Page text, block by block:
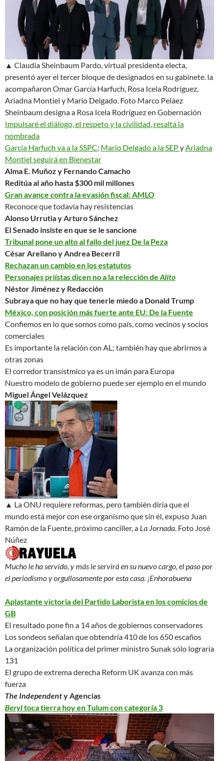
▲ Claudia Sheinbaum Pardo, virtual presidenta electa,
presentó ayer el tercer bloque de designados en su gabinete. la
acompañaron Omar García Harfuch, Rosa Icela Rodríguez,
Ariadna Montiel y Mario Delgado. Foto Marco Peláez
Sheinbaum designa a Rosa Icela Rodríguez en Gobernación
Impulsaré el diálogo, el respeto y la civilidad , resalta la
nombrada
García Harfuch va a la SSPC; Mario Delgado a la SEPy Ariadna
Montiel seguirá en Bienestar
Alma E. Muñoz y Fernando Camacho
Reditúa al año hasta $300 mil millones
Gran avance contra la evasión fiscal: AMLO
Reconoce que todavía hay resistencias
Alonso Urrutia y Arturo Sánchez
El Senado insiste en que se le sancione
Tribunal pone un alto al fallo del juez De la Peza
César Arellano y Andrea Becerril
Rechazan un cambio en los estatutos
Personajes priístas dicen no a la relección de Alito
Néstor Jiménez y Redacción
Subraya que no hay que tenerle miedo a Donald Trump
México, con posición más fuerte ante EU: De la Fuente
Confiemos en lo que somos como país, como vecinos y socios
comerciales
Es importante la relación con AL; también hay que abrirnos a
otras zonas
El corredor transístmico ya es un imán para Europa
Nuestro modelo de gobierno puede ser ejemplo en el mundo
Miguel Ángel Velázquez
▲ La ONU requiere reformas, pero también diría que el
mundo está mejor con ese organismo que sin él , expuso Juan
Ramón de la Fuente, próximo canciller, a La Jornada Foto José
Núñez
Mucho le ha servido, y más le servirá en su nuevo cargo, el paso por
el periodismo y orgullosamente por esta casa. ¡Enhorabuena
Aplastante victoria del Partido Laborista en los comicios de
GB
El resultado pone fin a 14 años de gobiernos conservadores
Los sondeos señalan que obtendría 410 de los 650 escaños
La organización política del primer ministro Sunak sólo lograría
131
El grupo de extrema derecha Reform UK avanza con más
fuerza
The Independenty Agencias
Beryltoca tierra hoy en Tulum con categoría 3